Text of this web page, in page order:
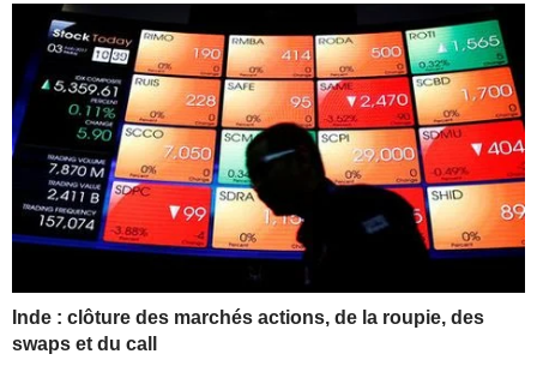
Inde : clôture des marchés actions, de la roupie, des
swaps et du call